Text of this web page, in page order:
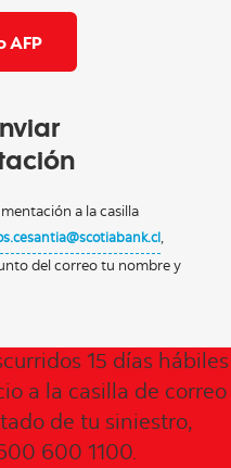
AFP
a la casilla
,
del correo tu nombre y
15 días hábiles
a la casilla de correo
de tu siniestro,
600 1100.